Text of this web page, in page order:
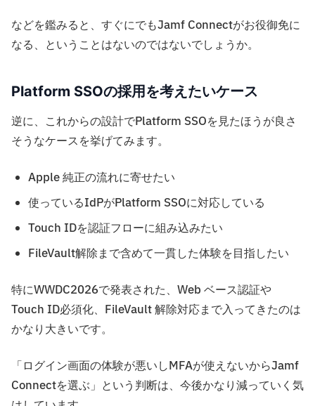
などを鑑みると、すぐにでもJamf Connectがお役御免に
なる、ということはないのではないでしょうか。
Platform SSOの採用を考えたいケース
逆に、これからの設計でPlatform SSOを見たほうが良さ
そうなケースを挙げてみます。
Apple 純正の流れに寄せたい
使っているIdPがPlatform SSOに対応している
Touch IDを認証フローに組み込みたい
FileVault解除まで含めて一貫した体験を目指したい
特にWWDC2026で発表された、Web ベース認証や
Touch ID必須化、FileVault 解除対応まで入ってきたのは
かなり大きいです。
「ログイン画面の体験が悪いしMFAが使えないからJamf
Connectを選ぶ」という判断は、今後かなり減っていく気